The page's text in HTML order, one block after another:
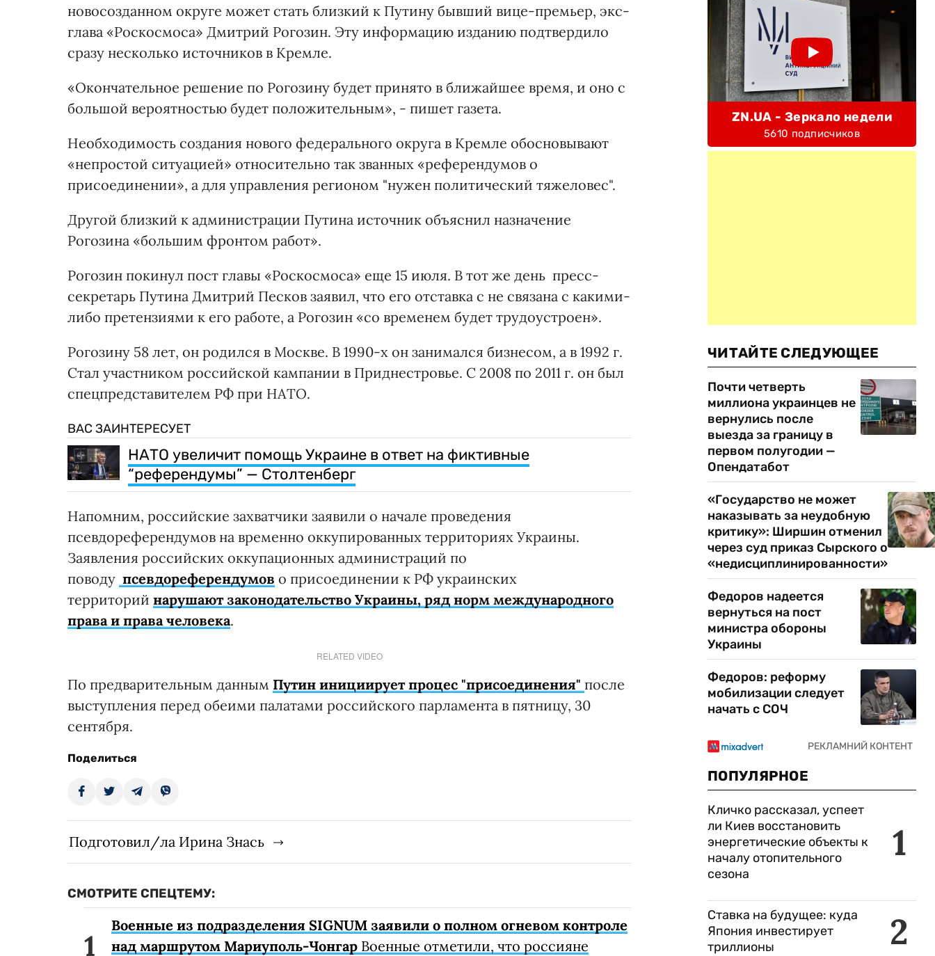
новосозданном округе может стать близкий к Путину бывший вице-премьер, экс-
глава «Роскосмоса» Дмитрий Рогозин. Эту информацию изданию подтвердило
сразу несколько источников в Кремле.
«Окончательное решение по Рогозину будет принято в ближайшее время, и оно с
большой вероятностью будет положительным», - пишет газета.
Необходимость создания нового федерального округа в Кремле обосновывают
«непростой ситуацией» относительно так званных «референдумов о
присоединении», а для управления регионом "нужен политический тяжеловес".
Другой близкий к администрации Путина источник объяснил назначение
Рогозина «большим фронтом работ».
Рогозин покинул пост главы «Роскосмоса» еще 15 июля. В тот же день пресс-
секретарь Путина Дмитрий Песков заявил, что его отставка с не связана с какими-
либо претензиями к его работе, а Рогозин «со временем будет трудоустроен».
Рогозину 58 лет, он родился в Москве. В 1990-х он занимался бизнесом, а в 1992 г.
Стал участником российской кампании в Приднестровье. С 2008 по 2011 г. он был
спецпредставителем РФ при НАТО.
ВАС ЗАИНТЕРЕСУЕТ
НАТО увеличит помощь Украине в ответ на фиктивные
“референдумы” — Столтенберг
Напомним, российские захватчики заявили о начале проведения
псевдореферендумов на временно оккупированных территориях Украины.
Заявления российских оккупационных администраций по
поводу псевдореферендумов о присоединении к РФ украинских
территорий нарушают законодательство Украины, ряд норм международного
права и права человека.
RELATED VIDEO
По предварительным данным Путин инициирует процес "присоединения" после
выступления перед обеими палатами российского парламента в пятницу, 30
сентября.
Поделиться
Подготовил/ла Ирина Знась
СМОТРИТЕ СПЕЦТЕМУ:
Военные из подразделения SIGNUM заявили о полном огневом контроле
над маршрутом Мариуполь-Чонгар Военные отметили, что россияне
ZN.UA - Зеркало недели
5610 подписчиков
ЧИТАЙТЕ СЛЕДУЮЩЕЕ
Почти четверть
миллиона украинцев не
вернулись после
выезда за границу в
первом полугодии —
Опендатабот
«Государство не может
наказывать за неудобную
критику»: Ширшин отменил
через суд приказ Сырского о
«недисциплинированности»
Федоров надеется
вернуться на пост
министра обороны
Украины
Федоров: реформу
мобилизации следует
начать с СОЧ
ПОПУЛЯРНОЕ
1
Кличко рассказал, успеет
ли Киев восстановить
энергетические объекты к
началу отопительного
сезона
2
Ставка на будущее: куда
Япония инвестирует
триллионы